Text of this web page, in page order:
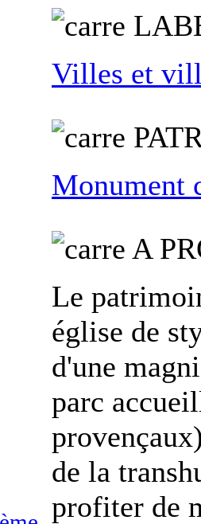
L
Villes et
Monument
A
Le
église de
d'une
parc
de la
profiter de